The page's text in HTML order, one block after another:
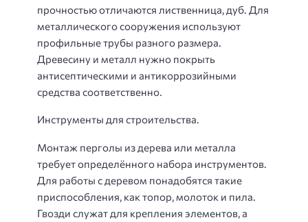
прочностью отличаются лиственница, дуб. Для
металлического сооружения используют
профильные трубы разного размера.
Древесину и металл нужно покрыть
антисептическими и антикоррозийными
средства соответственно.
Инструменты для строительства.
Монтаж перголы из дерева или металла
требует определённого набора инструментов.
Для работы с деревом понадобятся такие
приспособления, как топор, молоток и пила.
Гвозди служат для крепления элементов, а